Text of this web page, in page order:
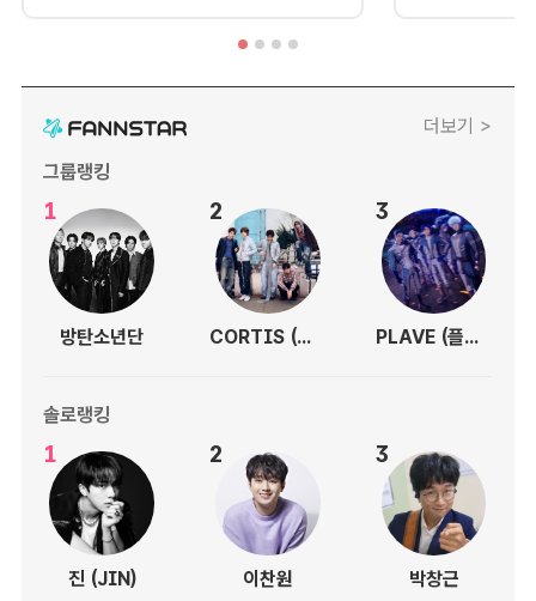
더보기 >
그룹랭킹
1
방탄소년단
2
CORTIS (코르티스)
3
PLAVE (플레이브)
솔로랭킹
1
진 (JIN)
2
이찬원
3
박창근